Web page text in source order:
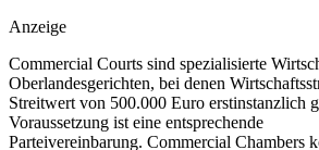
Anzeige
Commercial Courts sind spezialisierte
Oberlandesgerichten, bei denen
Streitwert von 500.000 Euro erstinstanzlich
Voraussetzung ist eine entsprechende
Parteivereinbarung. Commercial Chambers